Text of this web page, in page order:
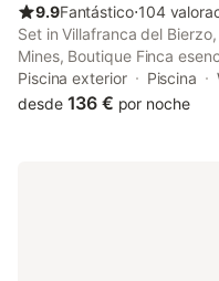
9.9Fantástico⋅104
Set in Villafranca del
Mines, Boutique Finca
accommodation with a
private parking, a garden
Piscina exterior Piscina
desde 136 € por noche